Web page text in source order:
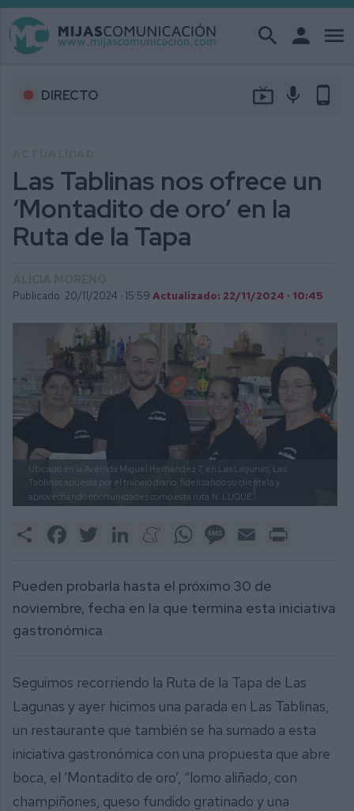
search person menu
DIRECTO live_tv mic phone_android
Las Tablinas nos ofrece un
‘Montadito de oro’ en la
Ruta de la Tapa
Publicado: 20/11/2024 · 15:59 Actualizado: 22/11/2024 · 10:45
Ubicado en la Avenida Miguel Hernández 7, en Las Lagunas, Las
Tablinas apuesta por el trabajo diario, fidelizando su clientela y
aprovechando oportunidades como esta ruta N. LUQUE.
Share FacebookTwitter LinkedInMeneameWhatsAppMessage
Email
Pueden probarla hasta el próximo 30 de
noviembre, fecha en la que termina esta iniciativa
gastronómica
Seguimos recorriendo la Ruta de la Tapa de Las
Lagunas y ayer hicimos una parada en Las Tablinas,
un restaurante que también se ha sumado a esta
iniciativa gastronómica con una propuesta que abre
boca, el ‘Montadito de oro’, “lomo aliñado, con
champiñones, queso fundido gratinado y una